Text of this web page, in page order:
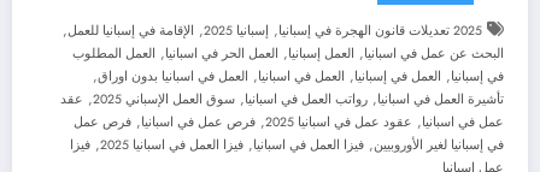
2025 تعديلات قانون الهجرة في إسبانيا , إسبانيا 2025 , الإقامة في إسبانيا للعمل,
البحث عن عمل في اسبانيا, العمل إسبانيا, العمل الحر في اسبانيا, العمل المطلوب
في إسبانيا, العمل في إسبانيا, العمل في اسبانيا, العمل في اسبانيا بدون اوراق,
تأشيرة العمل في اسبانيا, رواتب العمل في اسبانيا, سوق العمل الإسباني 2025 , عقد
عمل في اسبانيا, عقود عمل في اسبانيا 2025 , فرص عمل في اسبانيا, فرص عمل
في إسبانيا لغير الأوروبيين, فيزا العمل في اسبانيا, فيزا العمل في اسبانيا 2025 , فيزا
عمل إسبانيا